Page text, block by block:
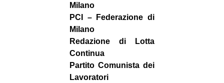
Milano
PCI – Federazione di
Milano
Redazione di Lotta
Continua
Partito Comunista dei
Lavoratori